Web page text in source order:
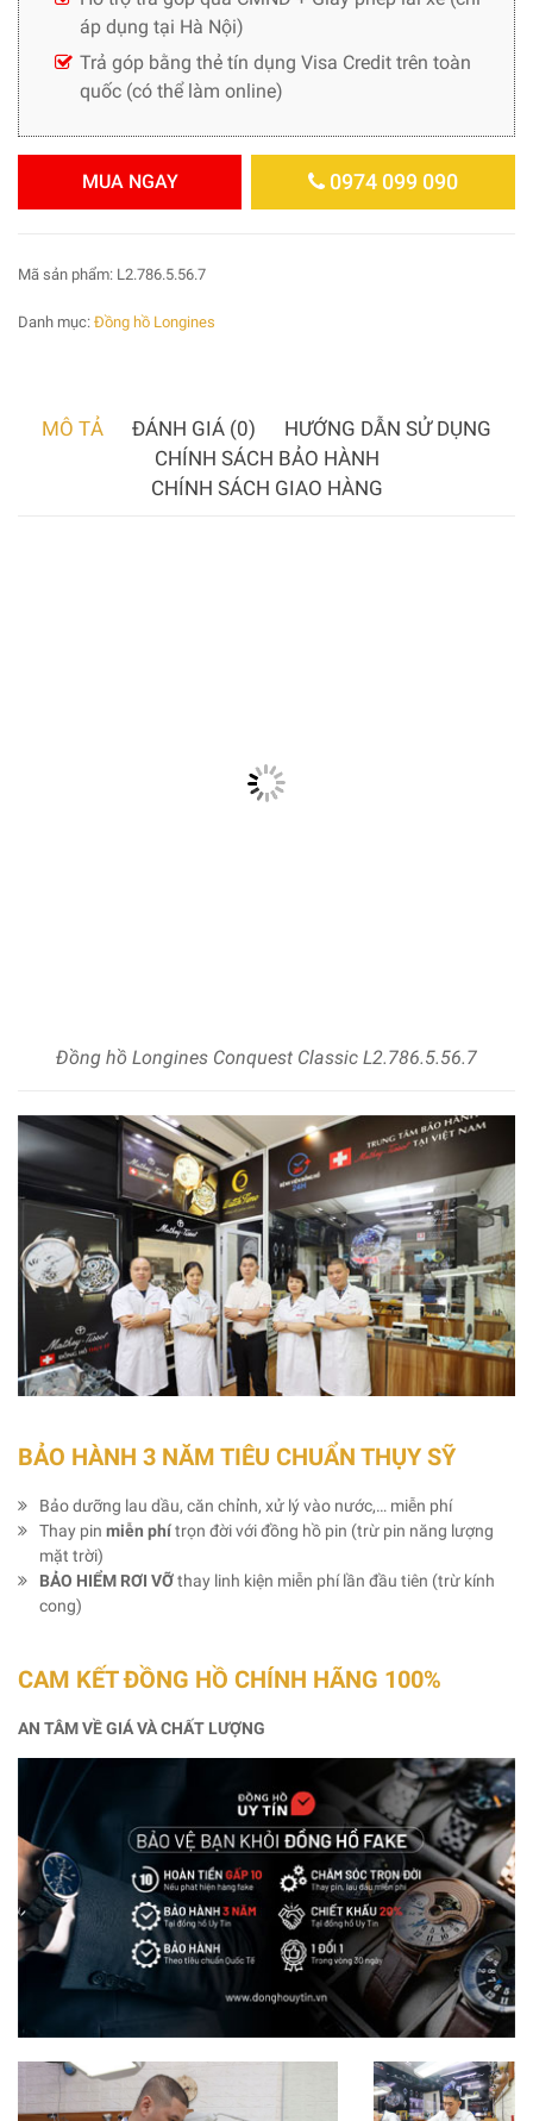
áp dụng tại Hà Nội)
Trả góp bằng thẻ tín dụng Visa Credit trên toàn
quốc (có thể làm online)
MUA NGAY 0974 099 090
Mã sản phẩm: L2.786.5.56.7
Danh mục: Đồng hồ Longines
MÔ TẢ ĐÁNH GIÁ (0)
HƯỚNG DẪN SỬ DỤNG
CHÍNH SÁCH BẢO HÀNH
CHÍNH SÁCH GIAO HÀNG
Đồng hồ Longines Conquest Classic L2.786.5.56.7
BẢO HÀNH 3 NĂM TIÊU CHUẨN THỤY SỸ
Bảo dưỡng lau dầu, căn chỉnh, xử lý vào nước,… miễn phí
Thay pin miễn phítrọn đời với đồng hồ pin (trừ pin năng lượng
mặt trời)
BẢO HIỂM RƠI VỠthay linh kiện miễn phí lần đầu tiên (trừ kính
cong)
CAM KẾT ĐỒNG HỒ CHÍNH HÃNG 100%
AN TÂM VỀ GIÁ VÀ CHẤT LƯỢNG